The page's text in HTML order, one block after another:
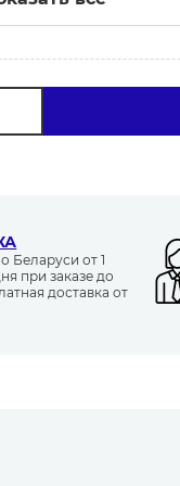
Беларуси от 1
при заказе до
доставка от